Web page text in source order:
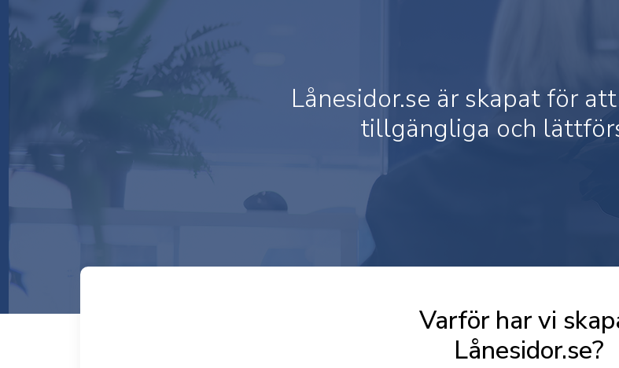
Lånesidor.se är skapat för
tillgängliga och
Varför har vi
Lånesidor.se?